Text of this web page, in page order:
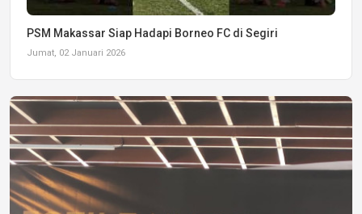
PSM Makassar Siap Hadapi Borneo FC di Segiri
Jumat, 02 Januari 2026